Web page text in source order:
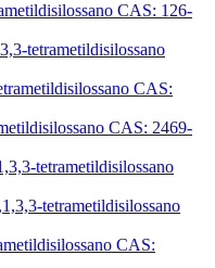
CAS: 126-
tetrametildisilossano
CAS:
CAS: 2469-
tetrametildisilossano
tetrametildisilossano
CAS: